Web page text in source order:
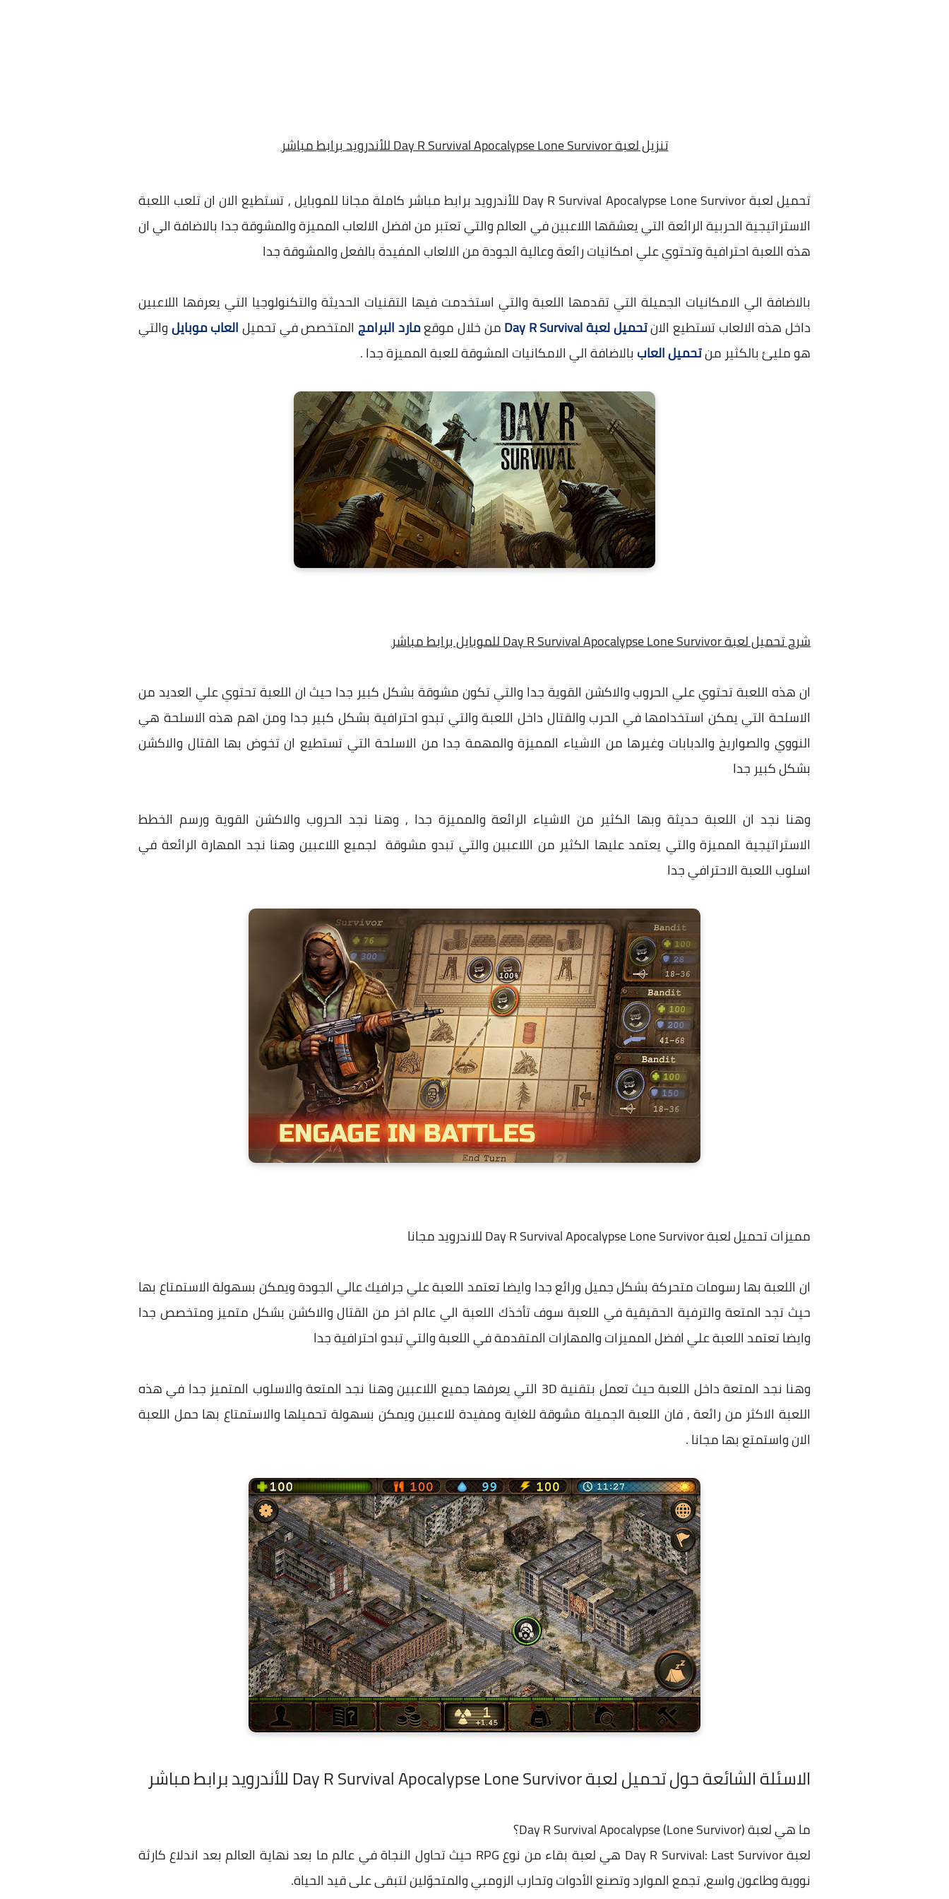
تنزيل لعبة Day R Survival Apocalypse Lone Survivor للأندرويد برابط مباشر
تحميل لعبة Day R Survival Apocalypse Lone Survivor للأندرويد برابط مباشر كاملة مجانا للموبايل , تستطيع الان ان تلعب اللعبة
الاستراتيجية الحربية الرائعة التي يعشقها اللاعبين في العالم والتي تعتبر من افضل الالعاب المميزة والمشوقة جدا بالاضافة الي ان
هذه اللعبة احترافية وتحتوي علي امكانيات رائعة وعالية الجودة من الالعاب المفيدة بالفعل والمشوقة جدا
بالاضافة الي الامكانيات الجميلة التي تقدمها اللعبة والتي استخدمت فيها التقنيات الحديثة والتكنولوجيا التي يعرفها اللاعبين
داخل هذه الالعاب تستطيع الانتحميل لعبة Day R Survival من خلال موقعمارد البرامج المتخصص في تحميلالعاب موبايلوالتي
هو مليئ بالكثير منتحميل العاب بالاضافة الي الامكانيات المشوقة للعبة المميزة جدا .
شرح تحميل لعبة Day R Survival Apocalypse Lone Survivor للموبايل برابط مباشر
ان هذه اللعبة تحتوي علي الحروب والاكشن القوية جدا والتي تكون مشوقة بشكل كبير جدا حيث ان اللعبة تحتوي علي العديد من
الاسلحة التي يمكن استخدامها في الحرب والقتال داخل اللعبة والتي تبدو احترافية بشكل كبير جدا ومن اهم هذه الاسلحة هي
النووي والصواريخ والدبابات وغيرها من الاشياء المميزة والمهمة جدا من الاسلحة التي تستطيع ان تخوض بها القتال والاكشن
بشكل كبير جدا
وهنا نجد ان اللعبة حديثة وبها الكثير من الاشياء الرائعة والمميزة جدا , وهنا نجد الحروب والاكشن القوية ورسم الخطط
الاستراتيجية المميزة والتي يعتمد عليها الكثير من اللاعبين والتي تبدو مشوقة لجميع اللاعبين وهنا نجد المهارة الرائعة في
اسلوب اللعبة الاحترافي جدا
مميزات تحميل لعبة Day R Survival Apocalypse Lone Survivor للاندرويد مجانا
ان اللعبة بها رسومات متحركة بشكل جميل ورائع جدا وايضا تعتمد اللعبة علي جرافيك عالي الجودة ويمكن بسهولة الاستمتاع بها
حيث تجد المتعة والترفية الحقيقية في اللعبة سوف تأخذك اللعبة الي عالم اخر من القتال والاكشن بشكل متميز ومتخصص جدا
وايضا تعتمد اللعبة علي افضل المميزات والمهارات المتقدمة في اللعبة والتي تبدو احترافية جدا
وهنا نجد المتعة داخل اللعبة حيث تعمل بتقنية 3D التي يعرفها جميع اللاعبين وهنا نجد المتعة والاسلوب المتميز جدا في هذه
اللعبة الاكثر من رائعة , فان اللعبة الجميلة مشوقة للغاية ومفيدة للاعبين ويمكن بسهولة تحميلها والاستمتاع بها حمل اللعبة
الان واستمتع بها مجانا .
الاسئلة الشائعة حولتحميل لعبة Day R Survival Apocalypse Lone Survivor للأندرويد برابط مباشر
ما هي لعبة Day R Survival Apocalypse (Lone Survivor)؟
لعبةDay R Survival: Last Survivor
هي لعبة بقاء من نوع RPG حيث تحاول النجاة في عالم ما بعد نهاية العالم بعد اندلاع كارثة
نووية وطاعون واسع، تجمع الموارد وتصنع الأدوات وتحارب الزومبي والمتحوّلين لتبقى على قيد الحياة.